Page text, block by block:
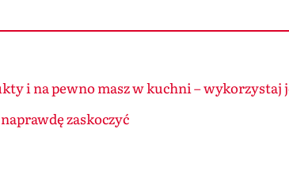
i na pewno masz w kuchni – wykorzystaj
zaskoczyć